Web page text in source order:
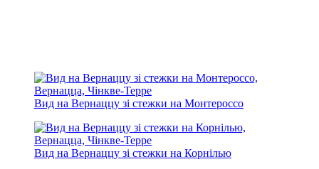
Вид на Вернаццу зі стежки на Монтероссо
Вид на Вернаццу зі стежки на Корнілью